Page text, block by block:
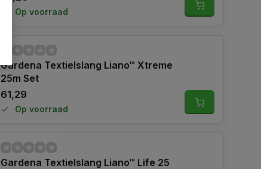
Op voorraad
Gardena Textielslang Liano™ Xtreme
25m Set
61,29
Op voorraad
Gardena Textielslang Liano™ Life 25